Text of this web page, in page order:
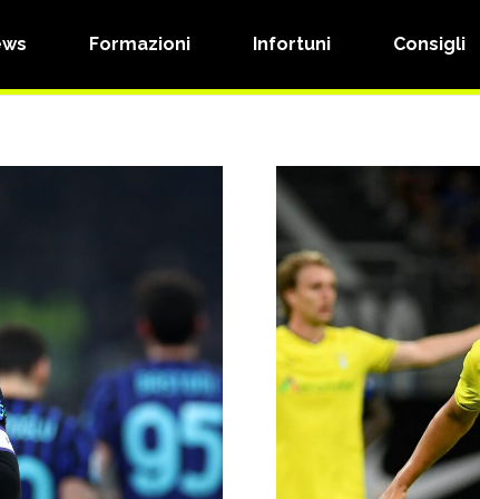
Formazioni Infortuni Consigli